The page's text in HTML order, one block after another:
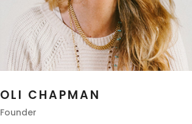
OLI CHAPMAN
Founder